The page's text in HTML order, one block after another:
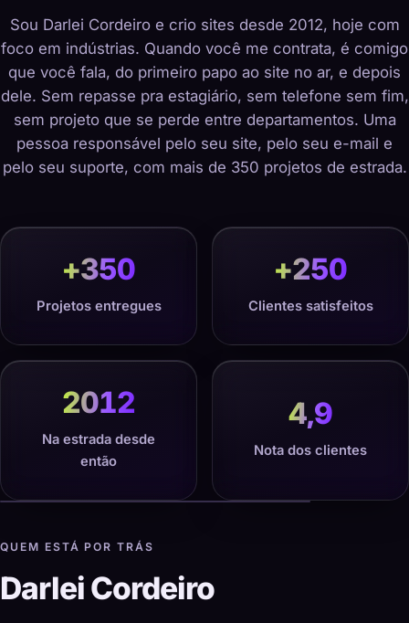
Sou Darlei Cordeiro e crio sites desde 2012, hoje com
foco em indústrias. Quando você me contrata, é comigo
que você fala, do primeiro papo ao site no ar, e depois
dele. Sem repasse pra estagiário, sem telefone sem fim,
sem projeto que se perde entre departamentos. Uma
pessoa responsável pelo seu site, pelo seu e-mail e
pelo seu suporte, com mais de 350 projetos de estrada.
+350
Projetos entregues
+250
Clientes satisfeitos
2012
Na estrada desde
então
4,9
Nota dos clientes
QUEM ESTÁ POR TRÁS
Darlei Cordeiro